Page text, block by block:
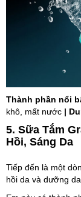
Thành phần nổi
khô, mất nước |
5. Sữa Tắm
Hồi, Sáng Da
Tiếp đến là một
hồi da và dưỡng